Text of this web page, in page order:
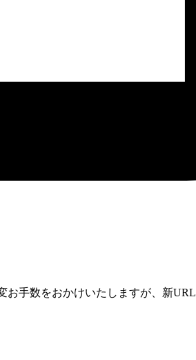
手数をおかけいたしますが、新